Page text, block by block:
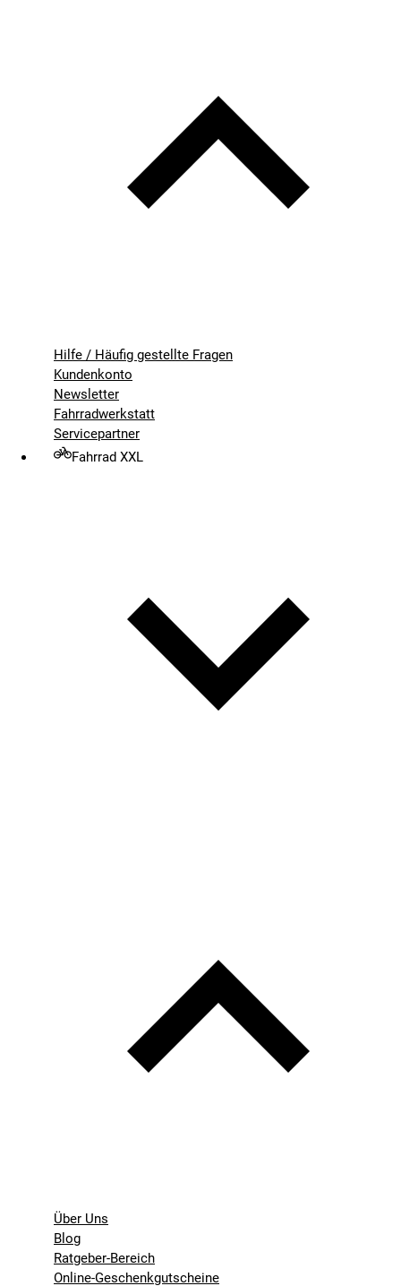
Hilfe / Häufig gestellte Fragen
Kundenkonto
Newsletter
Fahrradwerkstatt
Servicepartner
Fahrrad XXL
Über Uns
Blog
Ratgeber-Bereich
Online-Geschenkgutscheine